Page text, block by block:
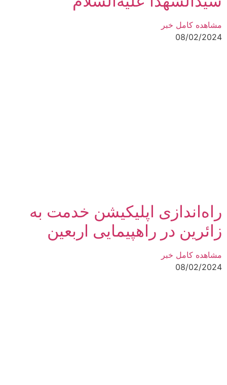
مشاهده کامل خبر
08/02/2024
راه‌اندازی اپلیکیشن خدمت به
زائرین در راهپیمایی اربعین
مشاهده کامل خبر
08/02/2024